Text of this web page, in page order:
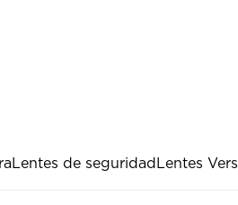
Lentes de seguridad Lentes